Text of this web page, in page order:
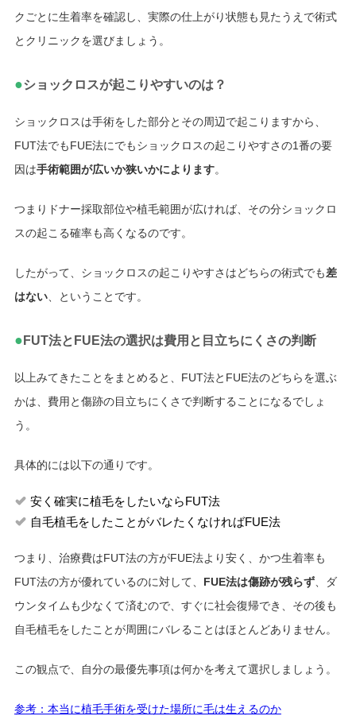
クごとに生着率を確認し、実際の仕上がり状態も見たうえで術式
とクリニックを選びましょう。
●ショックロスが起こりやすいのは？
ショックロスは手術をした部分とその周辺で起こりますから、
FUT法でもFUE法にでもショックロスの起こりやすさの1番の要
因は手術範囲が広いか狭いかによります。
つまりドナー採取部位や植毛範囲が広ければ、その分ショックロ
スの起こる確率も高くなるのです。
したがって、ショックロスの起こりやすさはどちらの術式でも差
はない、ということです。
● FUT法とFUE法の選択は費用と目立ちにくさの判断
以上みてきたことをまとめると、FUT法とFUE法のどちらを選ぶ
かは、費用と傷跡の目立ちにくさで判断することになるでしょ
う。
具体的には以下の通りです。
安く確実に植毛をしたいならFUT法
自毛植毛をしたことがバレたくなければFUE法
つまり、治療費はFUT法の方がFUE法より安く、かつ生着率も
FUT法の方が優れているのに対して、 FUE法は傷跡が残らず、ダ
ウンタイムも少なくて済むので、すぐに社会復帰でき、その後も
自毛植毛をしたことが周囲にバレることはほとんどありません。
この観点で、自分の最優先事項は何かを考えて選択しましょう。
参考：本当に植毛手術を受けた場所に毛は生えるのか